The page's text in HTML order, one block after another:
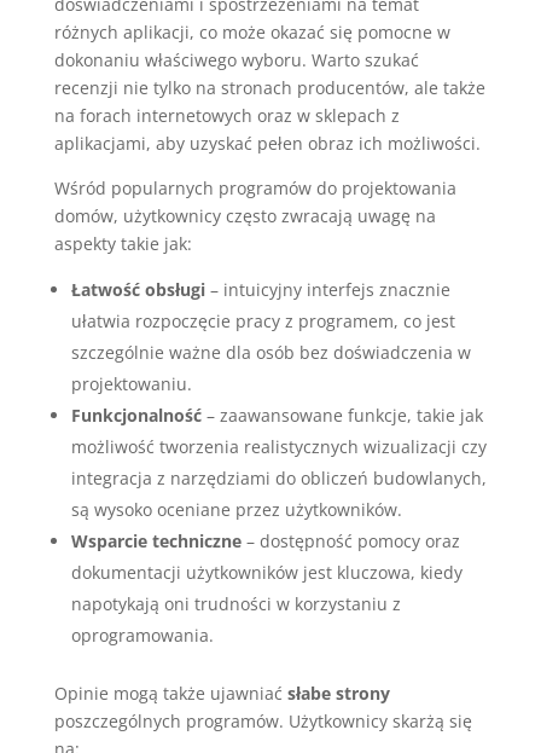
różnych aplikacji, co może okazać się pomocne w
dokonaniu właściwego wyboru. Warto szukać
recenzji nie tylko na stronach producentów, ale także
na forach internetowych oraz w sklepach z
aplikacjami, aby uzyskać pełen obraz ich możliwości.
Wśród popularnych programów do projektowania
domów, użytkownicy często zwracają uwagę na
aspekty takie jak:
Łatwość obsługi– intuicyjny interfejs znacznie
ułatwia rozpoczęcie pracy z programem, co jest
szczególnie ważne dla osób bez doświadczenia w
projektowaniu.
Funkcjonalność– zaawansowane funkcje, takie jak
możliwość tworzenia realistycznych wizualizacji czy
integracja z narzędziami do obliczeń budowlanych,
są wysoko oceniane przez użytkowników.
Wsparcie techniczne– dostępność pomocy oraz
dokumentacji użytkowników jest kluczowa, kiedy
napotykają oni trudności w korzystaniu z
oprogramowania.
Opinie mogą także ujawniać słabe strony
poszczególnych programów. Użytkownicy skarżą się